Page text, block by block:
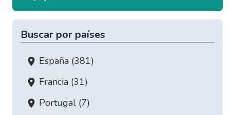
Buscar por países
España (381)
Francia (31)
Portugal (7)